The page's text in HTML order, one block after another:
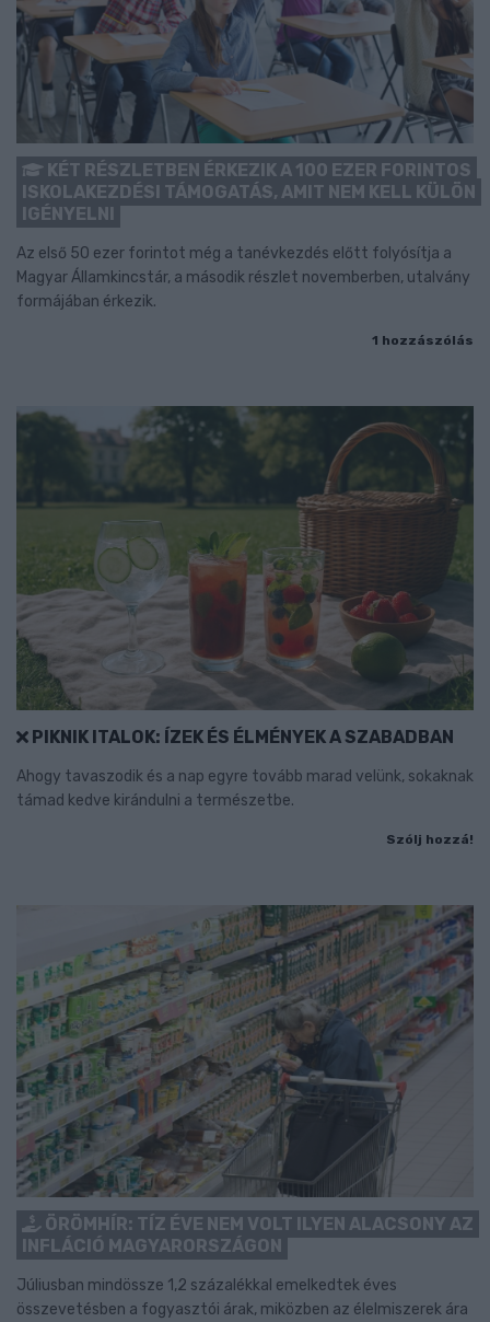
KÉT RÉSZLETBEN ÉRKEZIK A 100 EZER FORINTOS
ISKOLAKEZDÉSI TÁMOGATÁS, AMIT NEM KELL KÜLÖN
IGÉNYELNI
Az első 50 ezer forintot még a tanévkezdés előtt folyósítja a
Magyar Államkincstár, a második részlet novemberben, utalvány
formájában érkezik.
1 hozzászólás
PIKNIK ITALOK: ÍZEK ÉS ÉLMÉNYEK A SZABADBAN
Ahogy tavaszodik és a nap egyre tovább marad velünk, sokaknak
támad kedve kirándulni a természetbe.
Szólj hozzá!
ÖRÖMHÍR: TÍZ ÉVE NEM VOLT ILYEN ALACSONY AZ
INFLÁCIÓ MAGYARORSZÁGON
Júliusban mindössze 1,2 százalékkal emelkedtek éves
összevetésben a fogyasztói árak, miközben az élelmiszerek ára